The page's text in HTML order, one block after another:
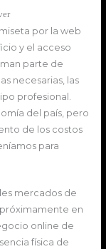
por la web
y el acceso
parte de
necesarias, las
profesional.
del país, pero
de los costos
para
mercados de
próximamente en
online de
física de